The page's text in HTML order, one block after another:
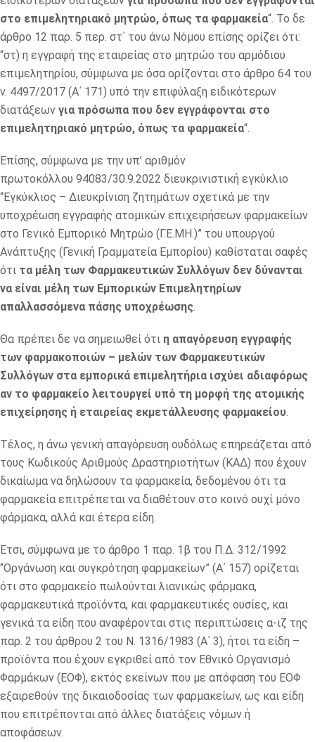
στο επιμελητηριακό μητρώο, όπως τα φαρμακεία“. Το δε
άρθρο 12 παρ. 5 περ. στ΄ του άνω Νόμου επίσης ορίζει ότι:
“στ) η εγγραφή της εταιρείας στο μητρώο του αρμόδιου
επιμελητηρίου, σύμφωνα με όσα ορίζονται στο άρθρο 64 του
ν. 4497/2017 (Α΄ 171) υπό την επιφύλαξη ειδικότερων
διατάξεων για πρόσωπα που δεν εγγράφονται στο
επιμελητηριακό μητρώο, όπως τα φαρμακεία“.
Επίσης, σύμφωνα με την υπ’ αριθμόν
πρωτοκόλλου 94083/30.9.2022 διευκρινιστική εγκύκλιο
“Εγκύκλιος – Διευκρίνιση ζητημάτων σχετικά με την
υποχρέωση εγγραφής ατομικών επιχειρήσεων φαρμακείων
στο Γενικό Εμπορικό Μητρώο (Γ.Ε.ΜΗ.)” του υπουργού
Ανάπτυξης (Γενική Γραμματεία Εμπορίου) καθίσταται σαφές
ότι τα μέλη των Φαρμακευτικών Συλλόγων δεν δύνανται
να είναι μέλη των Εμπορικών Επιμελητηρίων
απαλλασσόμενα πάσης υποχρέωσης.
Θα πρέπει δε να σημειωθεί ότι η απαγόρευση εγγραφής
των φαρμακοποιών – μελών των Φαρμακευτικών
Συλλόγων στα εμπορικά επιμελητήρια ισχύει αδιαφόρως
αν το φαρμακείο λειτουργεί υπό τη μορφή της ατομικής
επιχείρησης ή εταιρείας εκμετάλλευσης φαρμακείου.
Τέλος, η άνω γενική απαγόρευση ουδόλως επηρεάζεται από
τους Κωδικούς Αριθμούς Δραστηριοτήτων (ΚΑΔ) που έχουν
δικαίωμα να δηλώσουν τα φαρμακεία, δεδομένου ότι τα
φαρμακεία επιτρέπεται να διαθέτουν στο κοινό ουχί μόνο
φάρμακα, αλλά και έτερα είδη.
Έτσι, σύμφωνα με το άρθρο 1 παρ. 1β του Π.Δ. 312/1992
“Οργάνωση και συγκρότηση φαρμακείων” (Α΄ 157) ορίζεται
ότι στο φαρμακείο πωλούνται λιανικώς φάρμακα,
φαρμακευτικά προϊόντα, και φαρμακευτικές ουσίες, και
γενικά τα είδη που αναφέρονται στις περιπτώσεις α-ιζ της
παρ. 2 του άρθρου 2 του Ν. 1316/1983 (Α΄ 3), ήτοι τα είδη –
προϊόντα που έχουν εγκριθεί από τον Εθνικό Οργανισμό
Φαρμάκων (ΕΟΦ), εκτός εκείνων που με απόφαση του ΕΟΦ
εξαιρεθούν της δικαιοδοσίας των φαρμακείων, ως και είδη
που επιτρέπονται από άλλες διατάξεις νόμων ή
αποφάσεων.